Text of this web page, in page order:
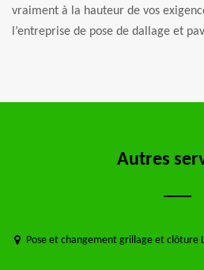
vraiment à la hauteur de vos
l’entreprise de pose de dallage et
Autres
Pose et changement grillage et clôture